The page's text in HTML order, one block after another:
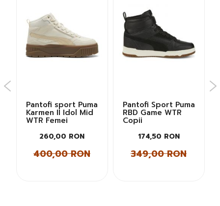
Pantofi sport Puma
Karmen II Idol Mid
WTR Femei
260,00 RON
400,00 RON
Pantofi Sport Puma
RBD Game WTR
Copii
174,50 RON
349,00 RON